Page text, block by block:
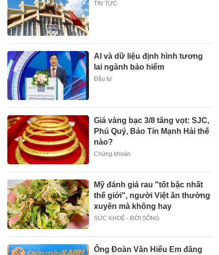
TIN TỨC
AI và dữ liệu định hình tương
lai ngành bảo hiểm
Đầu tư
Giá vàng bạc 3/8 tăng vọt: SJC,
Phú Quý, Bảo Tín Mạnh Hải thế
nào?
Chứng khoán
Mỹ đánh giá rau "tốt bậc nhất
thế giới", người Việt ăn thường
xuyên mà không hay
SỨC KHOẺ - ĐỜI SỐNG
Ông Đoàn Văn Hiểu Em đăng